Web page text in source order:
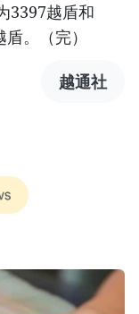
3397越盾和
。（完）
越通社